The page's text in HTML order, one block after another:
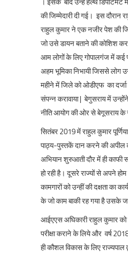
की जिम्मेदारी दी गई। इस
राहुल कुमार ने एक नजीर पेश की
जो उसे डायन बताने की कोशिश
आम लोगों के लिए गोपालगंज में
अहम भूमिका निभायी जिससे लोग
महीने में जिले को ओडीएफ का दर्जा
संपन्न करावाया | बेगुसराय में
नीति आयोग की ओर से बेगूसराय के
सितंबर 2019 में राहुल कुमार
पाठ्य-पुस्तकें दान करने की अपील
अभियान शुरुआती दौर में ही काफी
हो रही है। दूसरे राज्यों से अपने
कामगारों को उन्हीं की दक्षता
के जो काम बाकी रह गया है उसके
आईएएस अघिकारी राहुल कुमार
परीक्षा कराने के लिये और वर्ष
ही कौशल विकास के लिए राज्यपाल